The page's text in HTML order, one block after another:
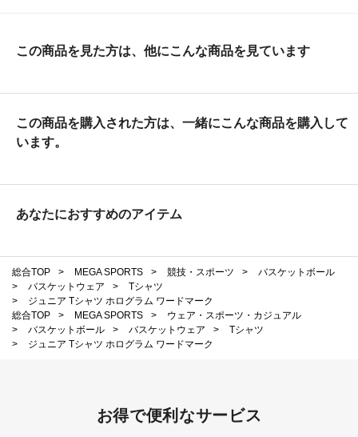
この商品を見た方は、他にこんな商品を見ています
この商品を購入された方は、一緒にこんな商品を購入して
います。
あなたにおすすめのアイテム
総合TOP > MEGA SPORTS > 競技・スポーツ >
バスケットボール
>
バスケットウェア >
Tシャツ
>
ジュニア Tシャツ ホログラム ワードマーク
総合TOP
> MEGA SPORTS >
ウェア・スポーツ・カジュアル
>
バスケットボール > バスケットウェア >
Tシャツ
>
ジュニア Tシャツ ホログラム ワードマーク
お得で便利なサービス